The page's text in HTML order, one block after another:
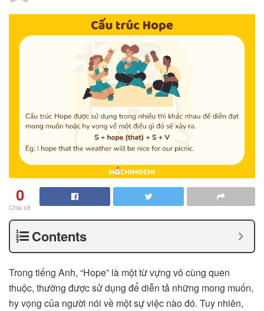
0
Chia sẻ
Contents
Trong tiếng Anh, “Hope” là một từ vựng vô cùng quen
thuộc, thường được sử dụng để diễn tả những mong muốn,
hy vọng của người nói về một sự việc nào đó. Tuy nhiên,